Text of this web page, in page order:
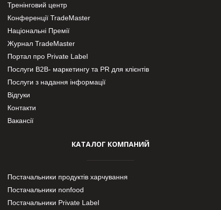
Тренінговий центр
Конференції TradeMaster
Національні Премії
Журнал TradeMaster
Портал про Private Label
Послуги В2В- маркетингу та PR для клієнтів
Послуги з надання інформації
Відгуки
Контакти
Вакансії
КАТАЛОГ КОМПАНИЙ
Постачальники продуктів харчування
Постачальники nonfood
Постачальники Private Label